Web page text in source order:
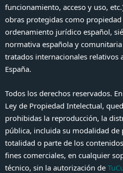
funcionamiento, acceso y uso,
obras protegidas como
ordenamiento jurídico español,
normativa española y
tratados internacionales relativos
España.
Todos los derechos reservados.
Ley de Propiedad Intelectual,
prohibidas la reproducción, la
pública, incluida su modalidad de
totalidad o parte de los
fines comerciales, en cualquier
técnico, sin la autorización de